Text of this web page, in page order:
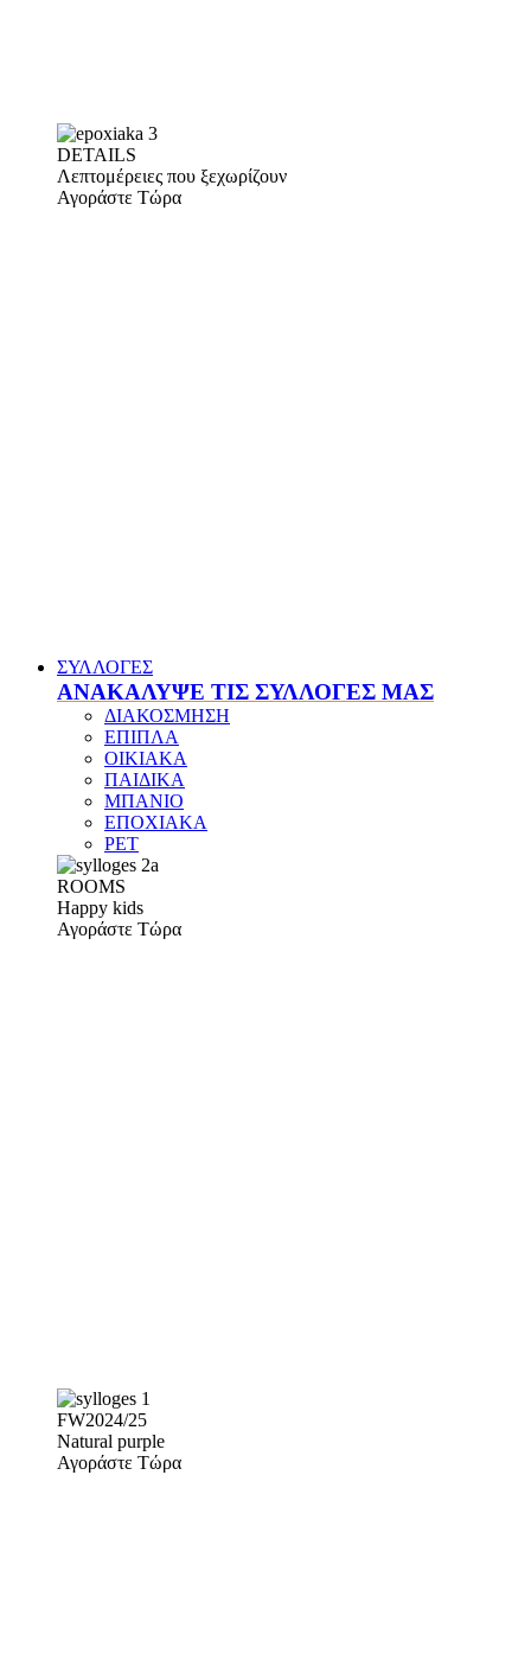
DETAILS
Λεπτομέρειες που ξεχωρίζουν
Αγοράστε Τώρα
ΣΥΛΛΟΓΕΣ
ΑΝΑΚΑΛΥΨΕ ΤΙΣ ΣΥΛΛΟΓΕΣ ΜΑΣ
ΔΙΑΚΟΣΜΗΣΗ
ΕΠΙΠΛΑ
ΟΙΚΙΑΚΑ
ΠΑΙΔΙΚΑ
ΜΠΑΝΙΟ
ΕΠΟΧΙΑΚΑ
PET
ROOMS
Happy kids
Αγοράστε Τώρα
FW2024/25
Natural purple
Αγοράστε Τώρα